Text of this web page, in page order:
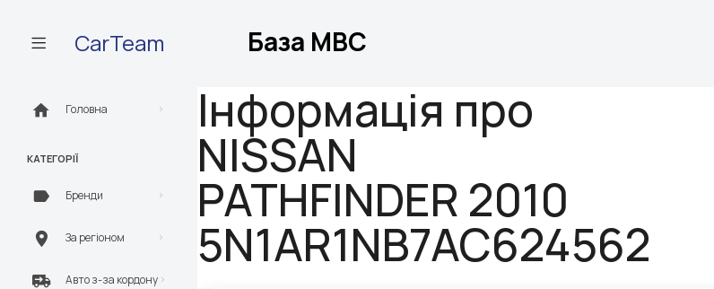
CarTeam База МВС
Головна
КАТЕГОРІЇ
Бренди
За регіоном
Авто з-за кордону
Інформація про
NISSAN
PATHFINDER 2010
5N1AR1NB7AC624562